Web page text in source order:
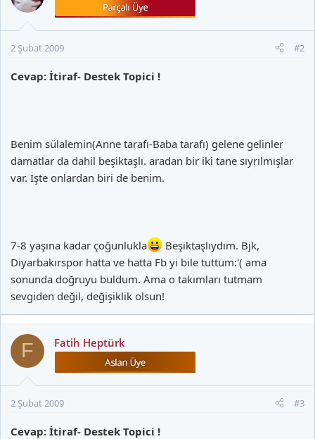
2 Şubat 2009 #2
Cevap: İtiraf- Destek Topici !
Benim sülalemin(Anne tarafı-Baba tarafı) gelene gelinler
damatlar da dahil beşiktaşlı. aradan bir iki tane sıyrılmışlar
var. İşte onlardan biri de benim.
7-8 yaşına kadar çoğunlukla
Beşiktaşlıydım. Bjk,
Diyarbakırspor hatta ve hatta Fb yi bile tuttum:'( ama
sonunda doğruyu buldum. Ama o takımları tutmam
sevgiden değil, değişiklik olsun!
F Fatih Heptürk
2 Şubat 2009 #3
Cevap: İtiraf- Destek Topici !